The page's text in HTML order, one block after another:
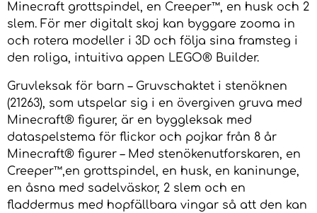
Minecraft grottspindel, en Creeper™, en husk och 2
slem. För mer digitalt skoj kan byggare zooma in
och rotera modeller i 3D och följa sina framsteg i
den roliga, intuitiva appen LEGO® Builder.
Gruvleksak för barn – Gruvschaktet i stenöknen
(21263), som utspelar sig i en övergiven gruva med
Minecraft® figurer, är en byggleksak med
dataspelstema för flickor och pojkar från 8 år
Minecraft® figurer – Med stenökenutforskaren, en
Creeper™,en grottspindel, en husk, en kaninunge,
en åsna med sadelväskor, 2 slem och en
fladdermus med hopfällbara vingar så att den kan